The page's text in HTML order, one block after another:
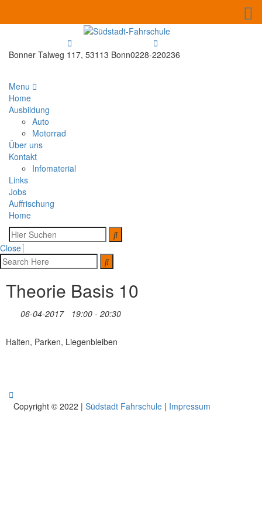
Bonner Talweg 117, 53113 Bonn0228-220236
Menu
Home
Ausbildung
Auto
Motorrad
Über uns
Kontakt
Infomaterial
Links
Jobs
Auffrischung
Home
Close
Theorie Basis 10
06-04-2017 19:00 - 20:30
Halten, Parken, Liegenbleiben
Copyright © 2022 | Südstadt Fahrschule | Impressum